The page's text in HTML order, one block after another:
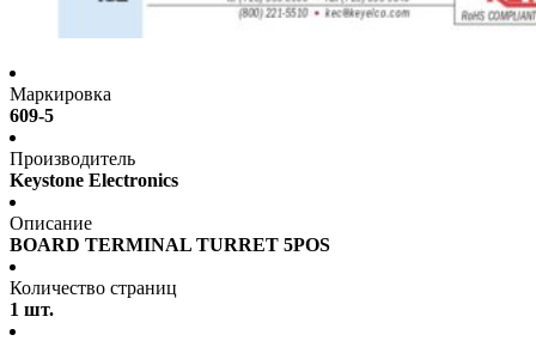
Маркировка
609-5
Производитель
Keystone Electronics
Описание
BOARD TERMINAL TURRET 5POS
Количество страниц
1 шт.